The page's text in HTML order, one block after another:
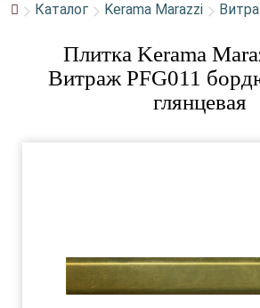
Каталог Kerama Marazzi
Плитка Kerama
Витраж PFG011
глянцевая